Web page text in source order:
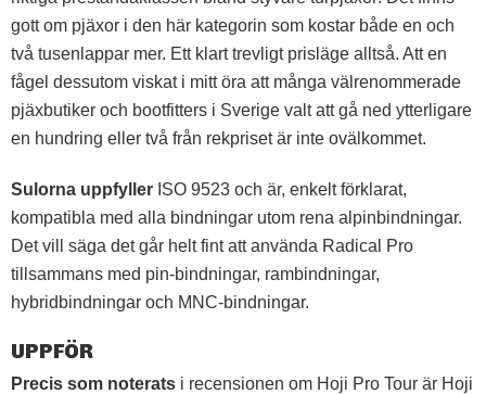
gott om pjäxor i den här kategorin som kostar både en och
två tusenlappar mer. Ett klart trevligt prisläge alltså. Att en
fågel dessutom viskat i mitt öra att många välrenommerade
pjäxbutiker och bootfitters i Sverige valt att gå ned ytterligare
en hundring eller två från rekpriset är inte ovälkommet.
Sulorna uppfyller ISO 9523 och är, enkelt förklarat,
kompatibla med alla bindningar utom rena alpinbindningar.
Det vill säga det går helt fint att använda Radical Pro
tillsammans med pin-bindningar, rambindningar,
hybridbindningar och MNC-bindningar.
UPPFÖR
Precis som noterats i recensionen om Hoji Pro Tour är Hoji